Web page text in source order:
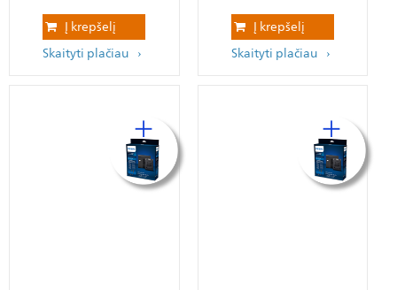
Į krepšelį
Skaityti plačiau
Į krepšelį
Skaityti plačiau